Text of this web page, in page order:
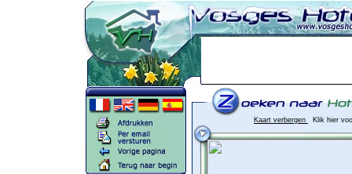
Kaart verbergen Klik hier